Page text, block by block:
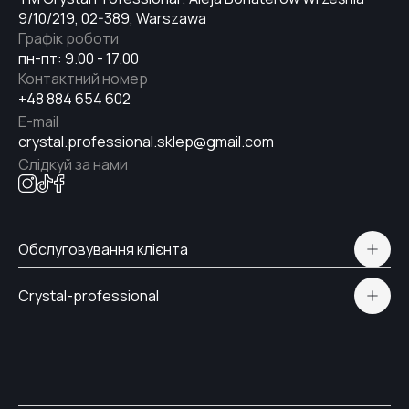
№20
№18
№21
9/10/219, 02-389, Warszawa
пн-пт: 9.00 - 17.00
Графік роботи
+48 884 654 602
Контактний номер
crystal.professional.sklep@gmail.com
E-mail
Слідкуй за нами
Обслуговування клієнта
Доставка і Оплата
Crystal-professional